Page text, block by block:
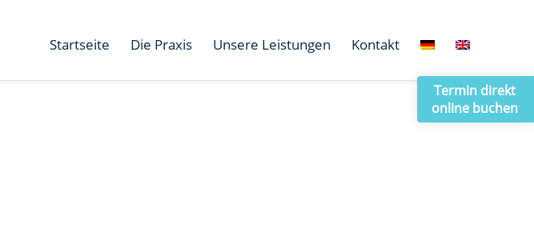
Termin direkt
online buchen
Startseite Die Praxis Unsere Leistungen Kontakt